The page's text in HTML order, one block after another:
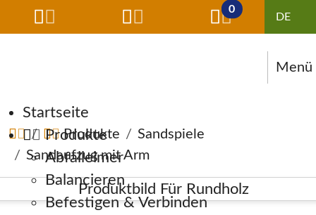
0
Menü
Navigation überspringen
Startseite
Produkte
Abfalleimer
Balancieren
Befestigen & Verbinden
Produkte
Sandspiele
Sandaufzug mit Arm